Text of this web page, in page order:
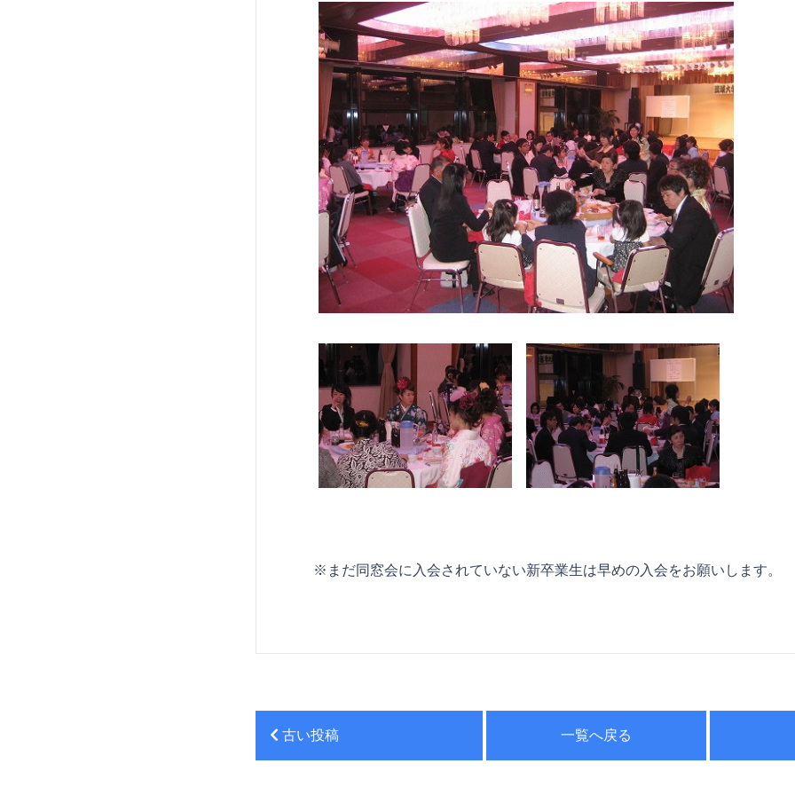
※まだ同窓会に入会されていない新卒業生は早めの入会をお願いします。
古い投稿 一覧へ戻る